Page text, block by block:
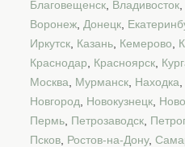
Благовещенск Владивосток
Воронеж Донецк
Иркутск Казань Кемерово
Краснодар
Красноярск
Москва
Мурманск Находка
Новгород
Новокузнецк
Пермь Петрозаводск
Псков Ростов-на-Дону,